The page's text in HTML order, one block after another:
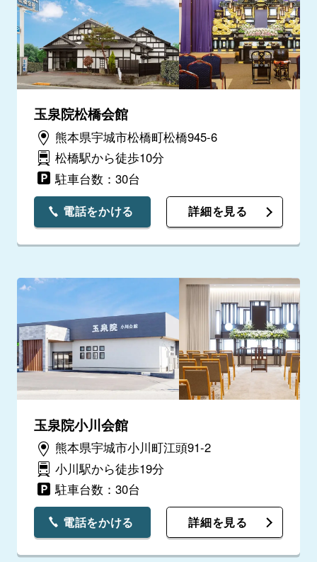
玉泉院松橋会館
熊本県宇城市松橋町松橋945-6
松橋駅から徒歩10分
駐車台数：30台
電話をかける 詳細を見る
玉泉院小川会館
熊本県宇城市小川町江頭91-2
小川駅から徒歩19分
駐車台数：30台
電話をかける 詳細を見る